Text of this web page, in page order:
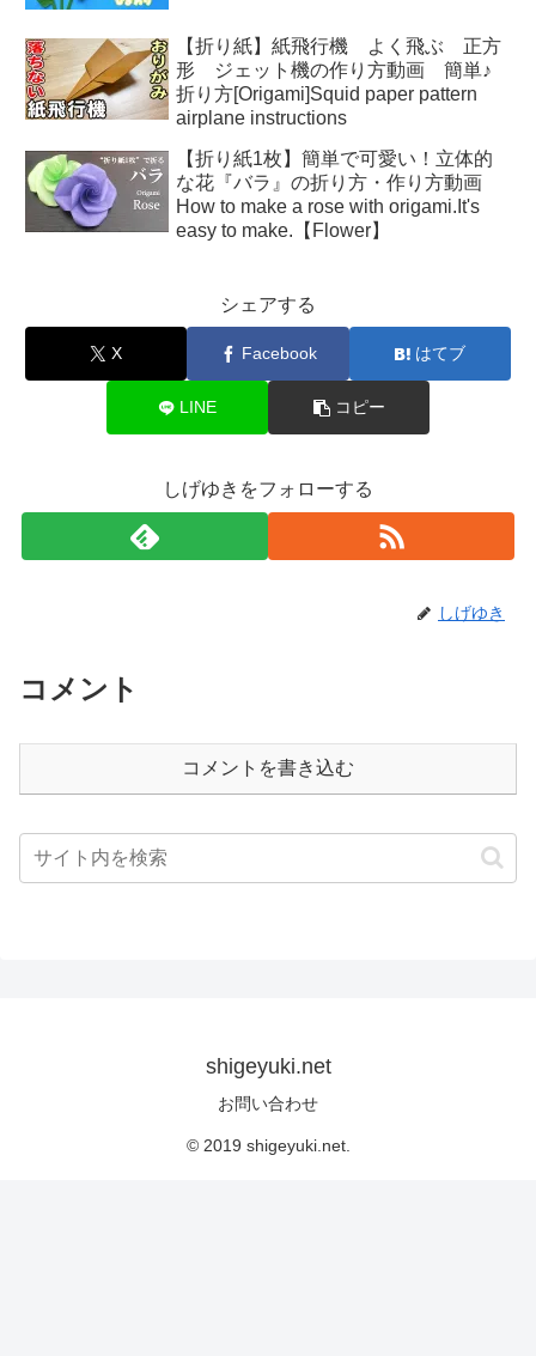
【折り紙】紙飛行機 よく飛ぶ 正方
形 ジェット機の作り方動画 簡単♪
折り方[Origami]Squid paper pattern
airplane instructions
【折り紙1枚】簡単で可愛い！立体的
な花『バラ』の折り方・作り方動画
How to make a rose with origami.It's
easy to make.【Flower】
シェアする
X Facebook はてブ
LINE コピー
しげゆきをフォローする
しげゆき
コメント
コメントを書き込む
shigeyuki.net
お問い合わせ
© 2019 shigeyuki.net.